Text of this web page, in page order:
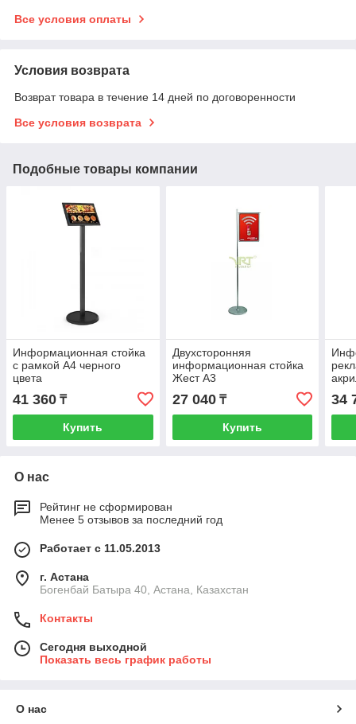
Все условия оплаты
Условия возврата
Возврат товара в течение 14 дней по договоренности
Все условия возврата
Подобные товары компании
Информационная стойка
с рамкой А4 черного
цвета
41 360 ₸
Купить
Двухсторонняя
информационная стойка
Жест А3
27 040₸
Купить
34
О нас
Рейтинг не сформирован
Менее 5 отзывов за последний год
Работает с 11.05.2013
г. Астана
Богенбай Батыра 40, Астана, Казахстан
Контакты
Сегодня выходной
Показать весь график работы
О нас